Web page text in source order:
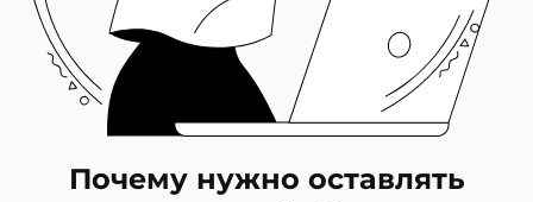
Почему нужно оставлять